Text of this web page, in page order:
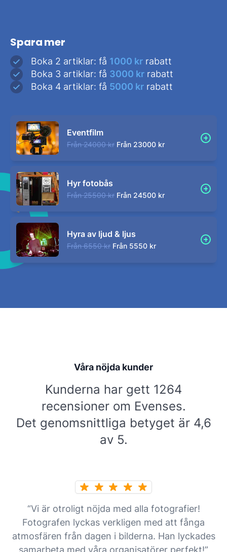
Spara mer
Boka 2 artiklar: få 1000 kr rabatt
Boka 3 artiklar: få 3000 kr rabatt
Boka 4 artiklar: få 5000 kr rabatt
Eventfilm
Från 24000 kr Från 23000 kr
Hyr fotobås
Från 25500 kr Från 24500 kr
Hyra av ljud & ljus
Från 6550 kr Från 5550 kr
Våra nöjda kunder
Kunderna har gett 1264
recensioner om Evenses.
Det genomsnittliga betyget är 4,6
av 5.
“Vi är otroligt nöjda med alla fotografier!
Fotografen lyckas verkligen med att fånga
atmosfären från dagen i bilderna. Han lyckades
samarbeta med våra organisatörer perfekt!”